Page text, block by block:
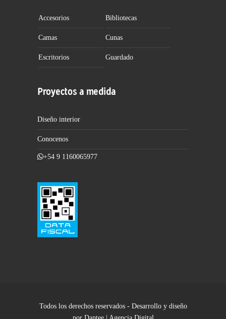
Accesorios Bibliotecas
Camas Cunas
Escritorios Guardado
Proyectos a medida
Diseño interior
Conocenos
+54 9 1160065977
Todos los derechos reservados - Desarrollo y diseño